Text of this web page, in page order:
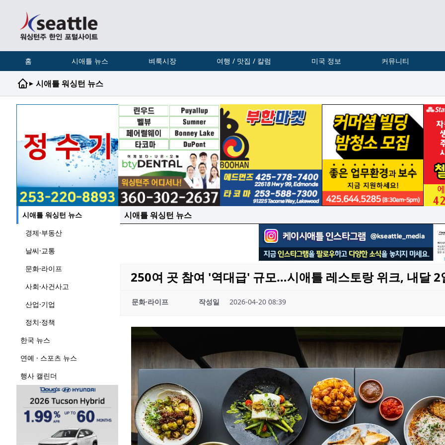
홈 시애틀 뉴스 벼룩시장 여행 / 맛집 / 칼럼 미국 정보 커뮤니티
▸ 시애틀 워싱턴 뉴스
시애틀 워싱턴 뉴스
경제·부동산
날씨·교통
문화·라이프
사회·사건사고
산업·기업
정치·정책
한국 뉴스
연예 · 스포츠 뉴스
행사 캘린더
시애틀 워싱턴 뉴스
250여 곳 참여 '역대급' 규모…시애틀 레스토랑 위크, 내달 2
문화·라이프 작성일 2026-04-20 08:39